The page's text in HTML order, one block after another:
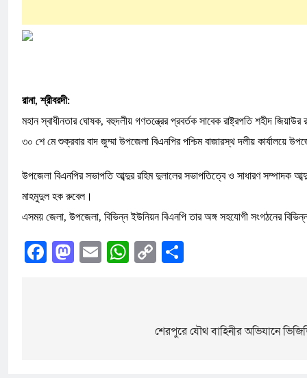
রানা, শ্রীবরদী:
মহান স্বাধীনতার ঘোষক, বহুদলীয় গণতন্ত্রের প্রবর্তক সাবেক রাষ্ট্রপতি শহীদ
৩০ শে মে শুক্রবার বাদ জুম্মা উপজেলা বিএনপির পশ্চিম বাজারস্থ দলীয় কার্যালয়ে
উপজেলা বিএনপির সভাপতি আব্দুর রহিম দুলালের সভাপতিত্বে ও সাধারণ সম্পাদক
মাহমুদুল হক রুবেল।
এসময় জেলা, উপজেলা, বিভিন্ন ইউনিয়ন বিএনপি তার অঙ্গ সহযোগী সংগঠনের
Facebook
Mastodon
EmailWhatsApp
Copy
শেরপুরে যৌথ বাহিনীর অভিযানে